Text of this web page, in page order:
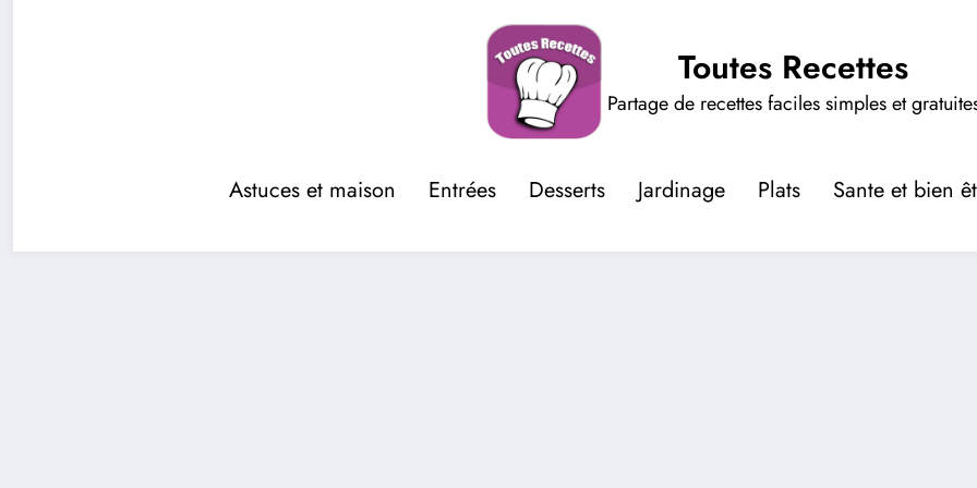
Toutes Recettes
Partage de recettes faciles simples et
Astuces et maison Entrées Desserts Jardinage Plats Sante et bien